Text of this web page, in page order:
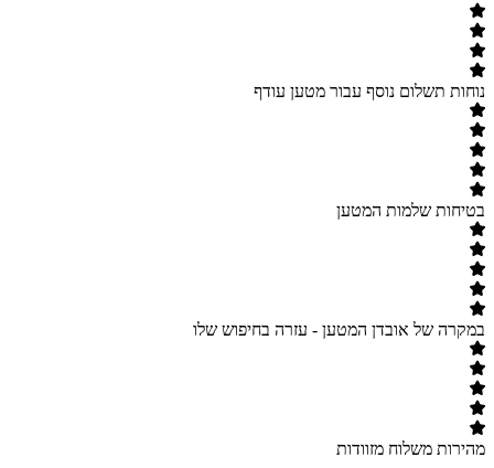
נוחות תשלום נוסף עבור מטען עודף
בטיחות שלמות המטען
במקרה של אובדן המטען - עזרה בחיפוש שלו
מהירות משלוח מזוודות